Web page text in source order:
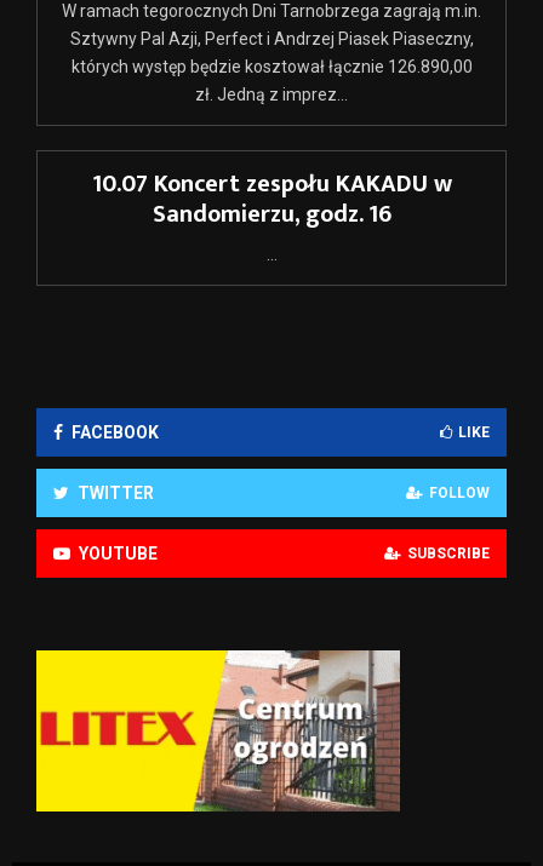
W ramach tegorocznych Dni Tarnobrzega zagrają m.in.
Sztywny Pal Azji, Perfect i Andrzej Piasek Piaseczny,
których występ będzie kosztował łącznie 126.890,00
zł. Jedną z imprez...
10.07 Koncert zespołu KAKADU w
Sandomierzu, godz. 16
...
FACEBOOK LIKE
TWITTER FOLLOW
YOUTUBE SUBSCRIBE